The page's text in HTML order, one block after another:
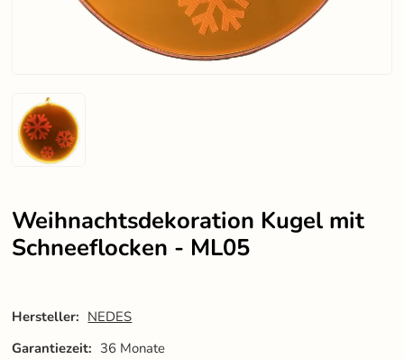
Weihnachtsdekoration Kugel mit
Schneeflocken - ML05
Hersteller: NEDES
Garantiezeit: 36 Monate